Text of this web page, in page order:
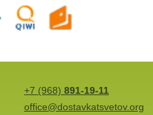
+7 (968) 891-19-11
office@dostavkatsvetov.org